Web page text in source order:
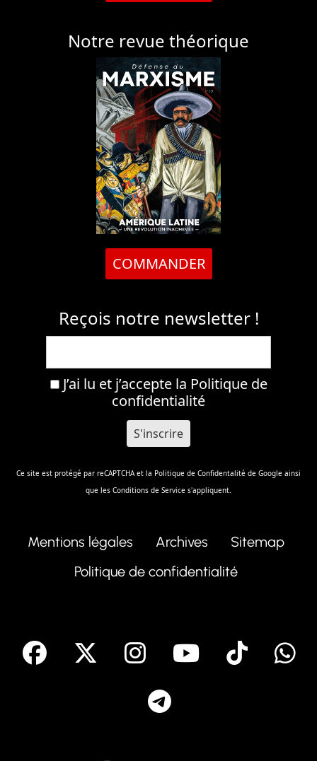
Notre revue théorique
COMMANDER
Reçois notre newsletter !
J’ai lu et j’accepte la Politique de
confidentialité
Ce site est protégé par reCAPTCHA et la Politique de Confidentalité de Google ainsi
que les Conditions de Service s'appliquent.
Mentions légales Archives
Sitemap
Politique de confidentialité
facebook Instagram
Youtube
Tik